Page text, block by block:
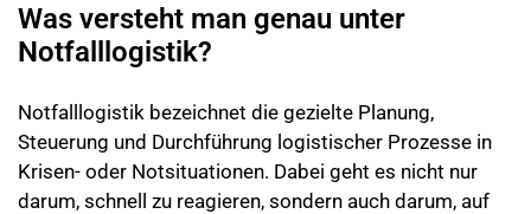
Was versteht man genau unter
Notfalllogistik?
Notfalllogistik bezeichnet die gezielte Planung,
Steuerung und Durchführung logistischer Prozesse in
Krisen- oder Notsituationen. Dabei geht es nicht nur
darum, schnell zu reagieren, sondern auch darum, auf